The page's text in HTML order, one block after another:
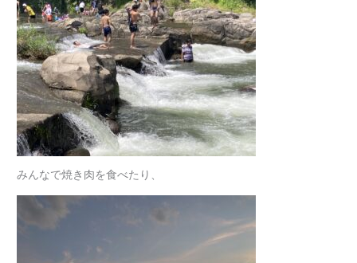
みんなで焼き肉を食べたり、